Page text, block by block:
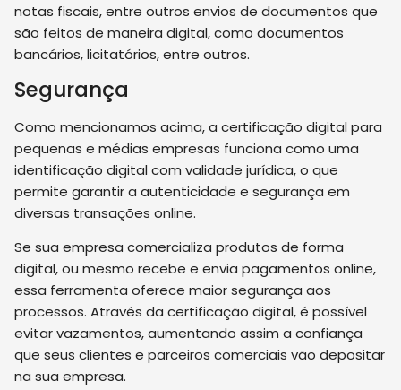
notas fiscais, entre outros envios de documentos que
são feitos de maneira digital, como documentos
bancários, licitatórios, entre outros.
Segurança
Como mencionamos acima, a certificação digital para
pequenas e médias empresas funciona como uma
identificação digital com validade jurídica, o que
permite garantir a autenticidade e segurança em
diversas transações online.
Se sua empresa comercializa produtos de forma
digital, ou mesmo recebe e envia pagamentos online,
essa ferramenta oferece maior segurança aos
processos. Através da certificação digital, é possível
evitar vazamentos, aumentando assim a confiança
que seus clientes e parceiros comerciais vão depositar
na sua empresa.